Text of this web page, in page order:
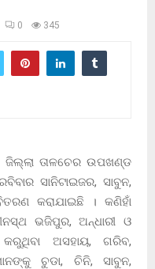
0 345
ତାଳଚେର ଉପଖଣ୍ଡ
ସାନିଟାଇଜର, ସାବୁନ,
କରାଯାଇଛି । କଣିହାଁ
ଭଜିପୁର, ଅନ୍ଧାରୀ ଓ
କରୁଥିବା ଅସହାୟ, ଗରିବ,
ଚୁଡା, ଚିନି, ସାବୁନ,